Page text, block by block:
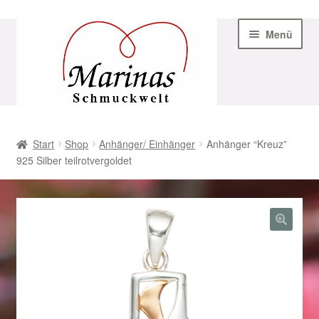
Navigation
Menü
AGB
Beispiel-Seite
Datenschutz
Geschenke zu Ostern 2023
Geschenke zu Ostern 2024
Start Shop Anhänger/ Einhänger
Anhänger “Kreuz”
925 Silber teilrotvergoldet